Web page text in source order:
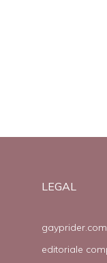
LEGAL
editoriale